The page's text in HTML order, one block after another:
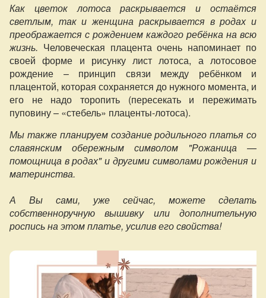
Как цветок лотоса раскрывается и остаётся
светлым, так и женщина раскрывается в родах и
преображается с рождением каждого ребёнка на всю
жизнь. Человеческая плацента очень напоминает по
своей форме и рисунку лист лотоса, а лотосовое
рождение – принцип связи между ребёнком и
плацентой, которая сохраняется до нужного момента, и
его не надо торопить (пересекать и пережимать
пуповину – «стебель» плаценты-лотоса).
Мы также планируем создание родильного платья со
славянским обережным символом "Рожаница —
помощница в родах" и другими символами рождения и
материнства.
А Вы сами, уже сейчас, можете сделать
собственноручную вышивку или дополнительную
роспись на этом платье, усилив его свойства!